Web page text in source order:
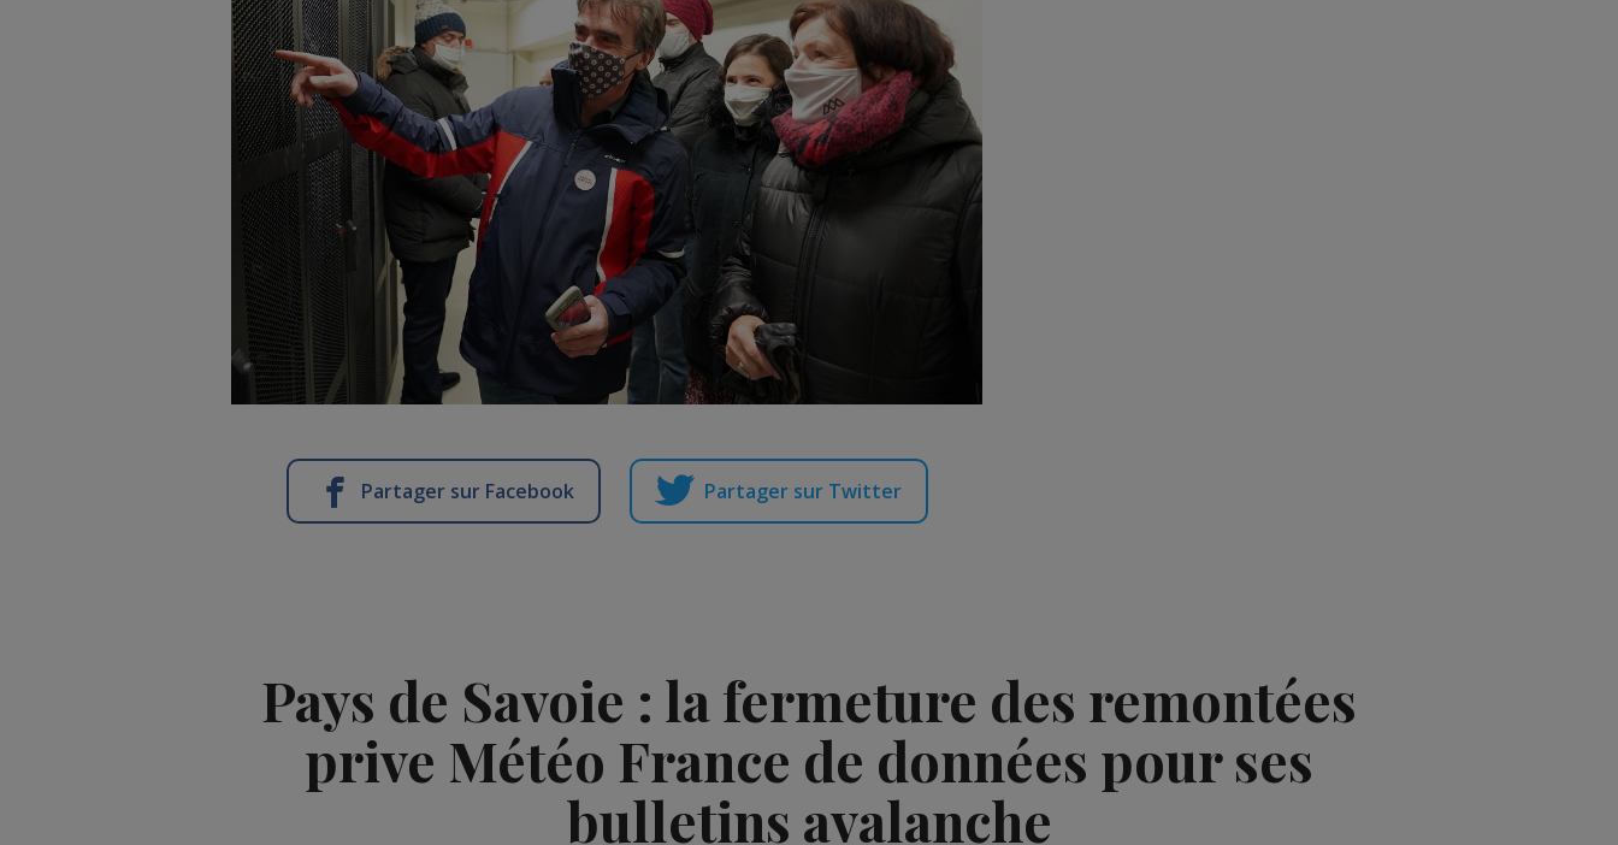
Partager sur Facebook Partager sur Twitter
Pays de Savoie : la fermeture des remontées
prive Météo France de données pour ses
bulletins avalanche